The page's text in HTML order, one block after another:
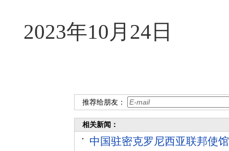
2023年10月24日
推荐给朋友：
相关新闻：
中国驻密克罗尼西亚联邦使